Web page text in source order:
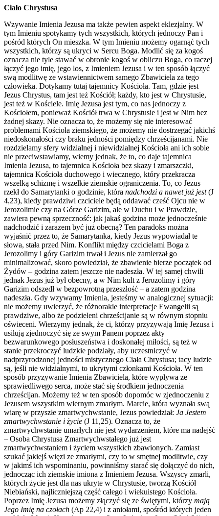
Ciało Chrystusa
Wzywanie Imienia Jezusa ma także pewien aspekt eklezjalny. W
tym Imieniu spotykamy tych wszystkich, których jednoczy Pan i
pośród których On mieszka. W tym Imieniu możemy ogarnąć tych
wszystkich, którzy są ukryci w Sercu Boga. Modlić się za kogoś
oznacza nie tyle stawać w obronie kogoś w obliczu Boga, co raczej
łączyć jego imię, jego los, z Imieniem Jezusa i w ten sposób łączyć
swą modlitwę ze wstawiennictwem samego Zbawiciela za tego
człowieka. Dotykamy tutaj tajemnicy Kościoła. Tam, gdzie jest
Jezus Chrystus, tam jest też Kościół; każdy, kto jest w Chrystusie,
jest też w Kościele. Imię Jezusa jest tym, co nas jednoczy z
Kościołem, ponieważ Kościół trwa w Chrystusie i jest w Nim bez
żadnej skazy. Nie oznacza to, że możemy się nie interesować
problemami Kościoła ziemskiego, że możemy nie dostrzegać jakichś
niedoskonałości czy braku jedności pomiędzy chrześcijanami. Nie
rozdzielamy sfery widzialnej i niewidzialnej Kościoła ani ich sobie
nie przeciwstawiamy, wiemy jednak, że to, co daje tajemnica
Imienia Jezusa, to tajemnica Kościoła bez skazy i zmarszczki,
tajemnica Kościoła duchowego i wiecznego, który przekracza
wszelką schizmę i wszelkie ziemskie ograniczenia. To, co Jezus
rzekł do Samarytanki o godzinie, która nadchodzi a nawet już jest(J
4,23), kiedy prawdziwi czciciele będą oddawać cześć Ojcu nie w
Jerozolimie czy na Górze Garizim, ale w Duchu i w Prawdzie,
zawiera pewną sprzeczność: jak jakaś godzina może jednocześnie
nadchodzić i zarazem być już obecną? Ten paradoks można
wyjaśnić przez to, że Samarytanka, kiedy Jezus wypowiadał te
słowa, stała przed Nim. Konflikt między czcicielami Boga z
Jerozolimy i góry Garizim trwał i Jezus nie zamierzał go
minimalizować, skoro powiedział, że zbawienie bierze początek od
Żydów – godzina zatem jeszcze nie nadeszła. W tej samej chwili
jednak Jezus już był obecny, a w Nim kult z Jerozolimy i góry
Garizim odszedł w bezpowrotną przeszłość – a zatem godzina
nadeszła. Gdy wzywamy Imienia, jesteśmy w analogicznej sytuacji:
nie możemy uwierzyć, że różnorakie interpretacje Ewangelii są
prawdziwe, albo że podzieleni chrześcijanie są w równym stopniu
oświeceni. Wierzymy jednak, że ci, którzy przyzywają Imię Jezusa i
usiłują zjednoczyć się ze swym Panem poprzez akty
bezwarunkowego posłuszeństwa i doskonałej miłości, są też w
stanie przekroczyć ludzkie podziały, aby uczestniczyć w
nadprzyrodzonej jedności mistycznego Ciała Chrystusa; tacy ludzie
są, jeśli nie widzialnymi, to ukrytymi członkami Kościoła. W ten
sposób przyzywanie Imienia Zbawiciela, które wypływa ze
sprawiedliwego serca, może stać się środkiem jednoczenia
chrześcijan. Możemy też w ten sposób dopomóc w zjednoczeniu z
Jezusem wszystkim wiernym zmarłym. Marcie, która wyznała swą
wiarę w przyszłe zmartwychwstanie, Jezus powiedział: Ja Jestem
zmartwychwstanie i życie (J 11,25). Oznacza to, że
zmartwychwstanie umarłych nie jest wydarzeniem, które ma nadejść
– Osoba Chrystusa Zmartwychwstałego już jest
zmartwychwstaniem i życiem wszystkich zbawionych. Zamiast
szukać jakiejś więzi ze zmarłymi, czy to w smętnej modlitwie, czy
w jakimś ich wspominaniu, powinniśmy starać się dołączyć do nich,
jednocząc ich ziemskie imiona z Imieniem Jezusa. Wszyscy zmarli,
których życie jest dla nas ukryte w Chrystusie, tworzą Kościół
Niebiański, najliczniejszą część całego i wiekuistego Kościoła.
Poprzez Imię Jezusa możemy złączyć się ze świętymi, którzy mają
Jego Imię na czołach (Ap 22,4) i z aniołami, spośród których jeden